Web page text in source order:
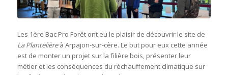
Les 1ère Bac Pro Forêt ont eu le plaisir de découvrir le site de
La Plantelièreà Arpajon-sur-cère. Le but pour eux cette année
est de monter un projet sur la filière bois, présenter leur
métier et les conséquences du réchauffement climatique sur